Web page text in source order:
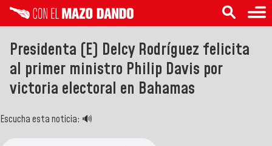
Presidenta (E) Delcy Rodríguez felicita
al primer ministro Philip Davis por
victoria electoral en Bahamas
Escucha esta noticia: 🔊